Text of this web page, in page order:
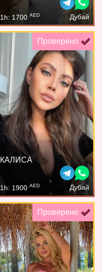
1h: 1700 AED Дубай
Проверено
КАЛИСА
1h: 1900 AED Дубай
Проверено